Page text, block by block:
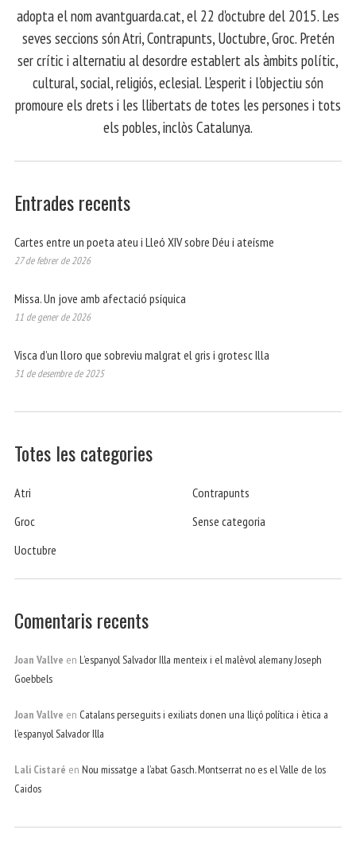
adopta el nom avantguarda.cat, el 22 d'octubre del 2015. Les
seves seccions són Atri, Contrapunts, Uoctubre, Groc. Pretén
ser crític i alternatiu al desordre establert als àmbits polític,
cultural, social, religiós, eclesial. L'esperit i l'objectiu són
promoure els drets i les llibertats de totes les persones i tots
els pobles, inclòs Catalunya.
Entrades recents
Cartes entre un poeta ateu i Lleó XIV sobre Déu i ateísme
27 de febrer de 2026
Missa. Un jove amb afectació psíquica
11 de gener de 2026
Visca d’un lloro que sobreviu malgrat el gris i grotesc Illa
31 de desembre de 2025
Totes les categories
Atri
Contrapunts
Groc
Sense categoria
Uoctubre
Comentaris recents
Joan Vallve en L’espanyol Salvador Illa menteix i el malèvol alemany Joseph
Goebbels
Joan Vallve en Catalans perseguits i exiliats donen una lliçó política i ètica a
l’espanyol Salvador Illa
Lali Cistaré en Nou missatge a l’abat Gasch. Montserrat no es el Valle de los
Caidos